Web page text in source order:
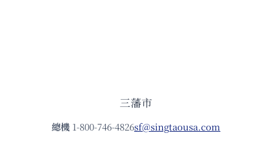
三藩市
總機 1-800-746-4826sf@singtaousa.com